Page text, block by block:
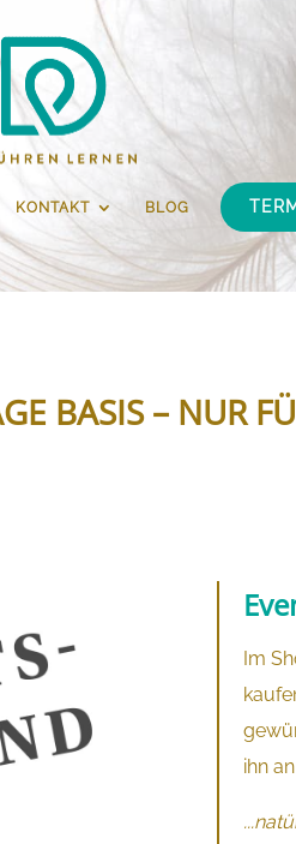
KONTAKT BLOG
BASIS – NUR
Im
ihn